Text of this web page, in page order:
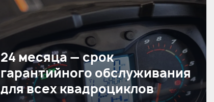
24 месяца — срок
гарантийного обслуживания
для всех квадроциклов